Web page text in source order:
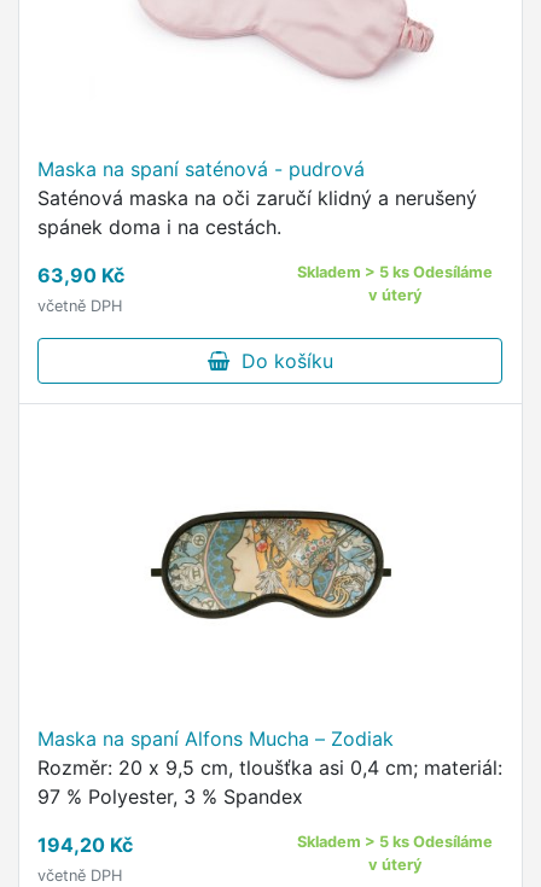
Maska na spaní saténová - pudrová
Saténová maska na oči zaručí klidný a nerušený
spánek doma i na cestách.
63,90 Kč
včetně DPH
Skladem > 5 ks Odesíláme
v úterý
Do košíku
Maska na spaní Alfons Mucha – Zodiak
Rozměr: 20 x 9,5 cm, tloušťka asi 0,4 cm; materiál:
97 % Polyester, 3 % Spandex
194,20 Kč
včetně DPH
Skladem > 5 ks Odesíláme
v úterý